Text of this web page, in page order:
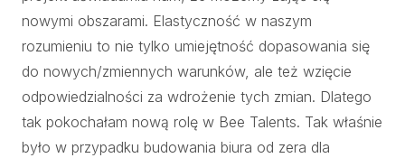
nowymi obszarami. Elastyczność w naszym
rozumieniu to nie tylko umiejętność dopasowania się
do nowych/zmiennych warunków, ale też wzięcie
odpowiedzialności za wdrożenie tych zmian. Dlatego
tak pokochałam nową rolę w Bee Talents. Tak właśnie
było w przypadku budowania biura od zera dla